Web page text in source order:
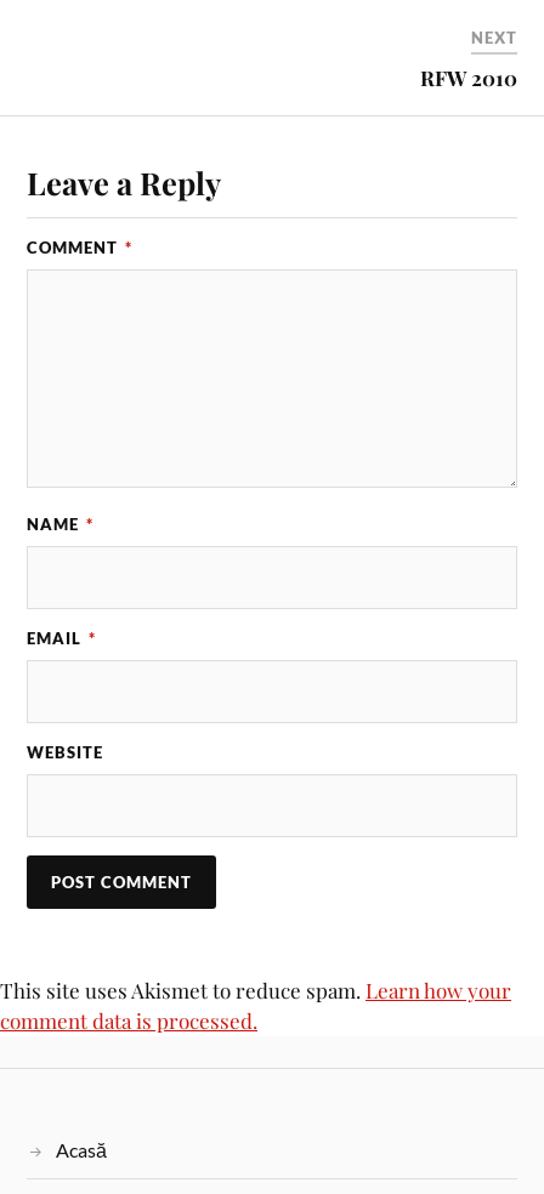
NEXT
RFW 2010
Leave a Reply
COMMENT *
NAME *
EMAIL *
WEBSITE
This site uses Akismet to reduce spam. Learn how your
comment data is processed.
Acasă